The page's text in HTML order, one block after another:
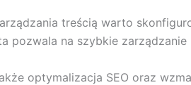
treścią warto
pozwala na szybkie
optymalizacja SEO oraz